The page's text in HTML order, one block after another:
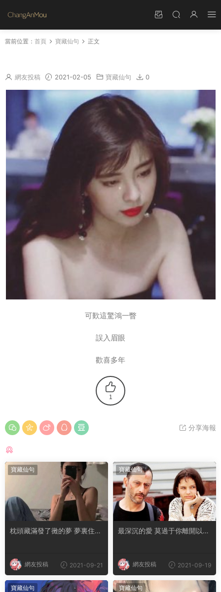
當前位置： 首頁 寶藏仙句 正文
網友投稿 2021-02-05 寶藏仙句 0
可歎這驚鴻一瞥
誤入眉眼
歡喜多年
1
分享海報
寶藏仙句
枕頭藏滿發了黴的夢 夢裏住了
網友投稿 2021-09-21
寶藏仙句
最深沉的愛 莫過于你離開以後
網友投稿 2021-09-19
寶藏仙句 寶藏仙句